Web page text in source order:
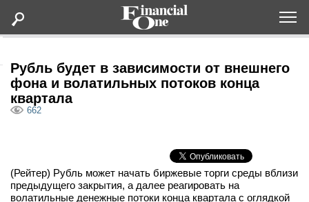
Статьи
Lifestyle
Рубль будет в зависимости от внешнего
фона и волатильных потоков конца
квартала
662
(Рейтер) Рубль может начать биржевые торги среды вблизи
предыдущего закрытия, а далее реагировать на
волатильные денежные потоки конца квартала с оглядкой